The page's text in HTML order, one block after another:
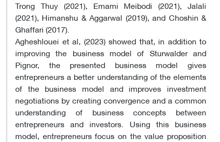
Trong Thuy (2021), Emami Meibodi (2021), Jalali
(2021), Himanshu & Aggarwal (2019), and Choshin &
Ghaffari (2017).
Agheshlouei et al, (2023) showed that, in addition to
improving the business model of Sturwalder and
Pignor, the presented business model gives
entrepreneurs a better understanding of the elements
of the business model and improves investment
negotiations by creating convergence and a common
understanding of business concepts between
entrepreneurs and investors. Using this business
model, entrepreneurs focus on the value proposition